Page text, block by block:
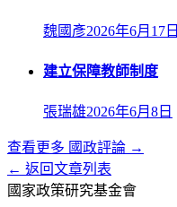
魏國彥2026年6月17日
建立保障教師制度
張瑞雄2026年6月8日
查看更多 國政評論 →
← 返回文章列表
國家政策研究基金會